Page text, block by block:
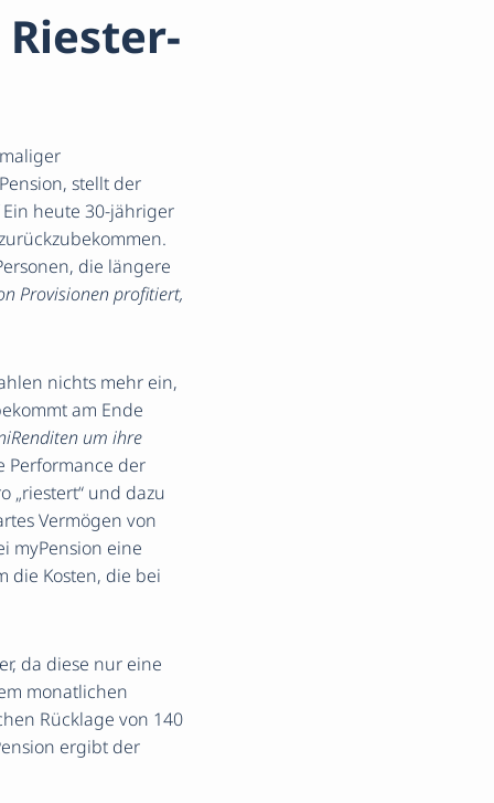
stellt der
heute 30-jähriger
die längere
Provisionen profitiert,
nichts mehr ein,
am Ende
um ihre
Performance der
„riestert“ und dazu
Vermögen von
myPension eine
die Kosten, die bei
da diese nur eine
monatlichen
Rücklage von 140
ergibt der